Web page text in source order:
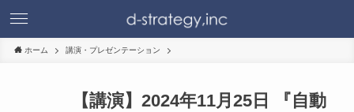
ホーム 講演・プレゼンテーション
【講演】2024年11月25日 『自動